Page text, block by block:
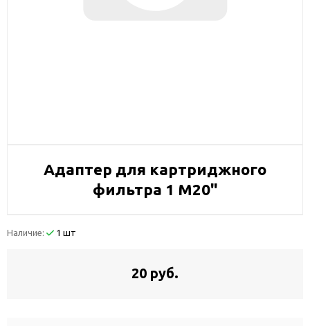
Адаптер для картриджного
фильтра 1 М20"
Наличие: 1 шт
20 руб.